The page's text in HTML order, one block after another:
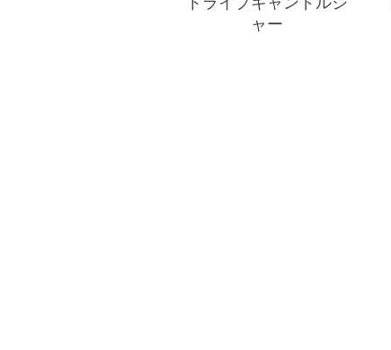
ャー